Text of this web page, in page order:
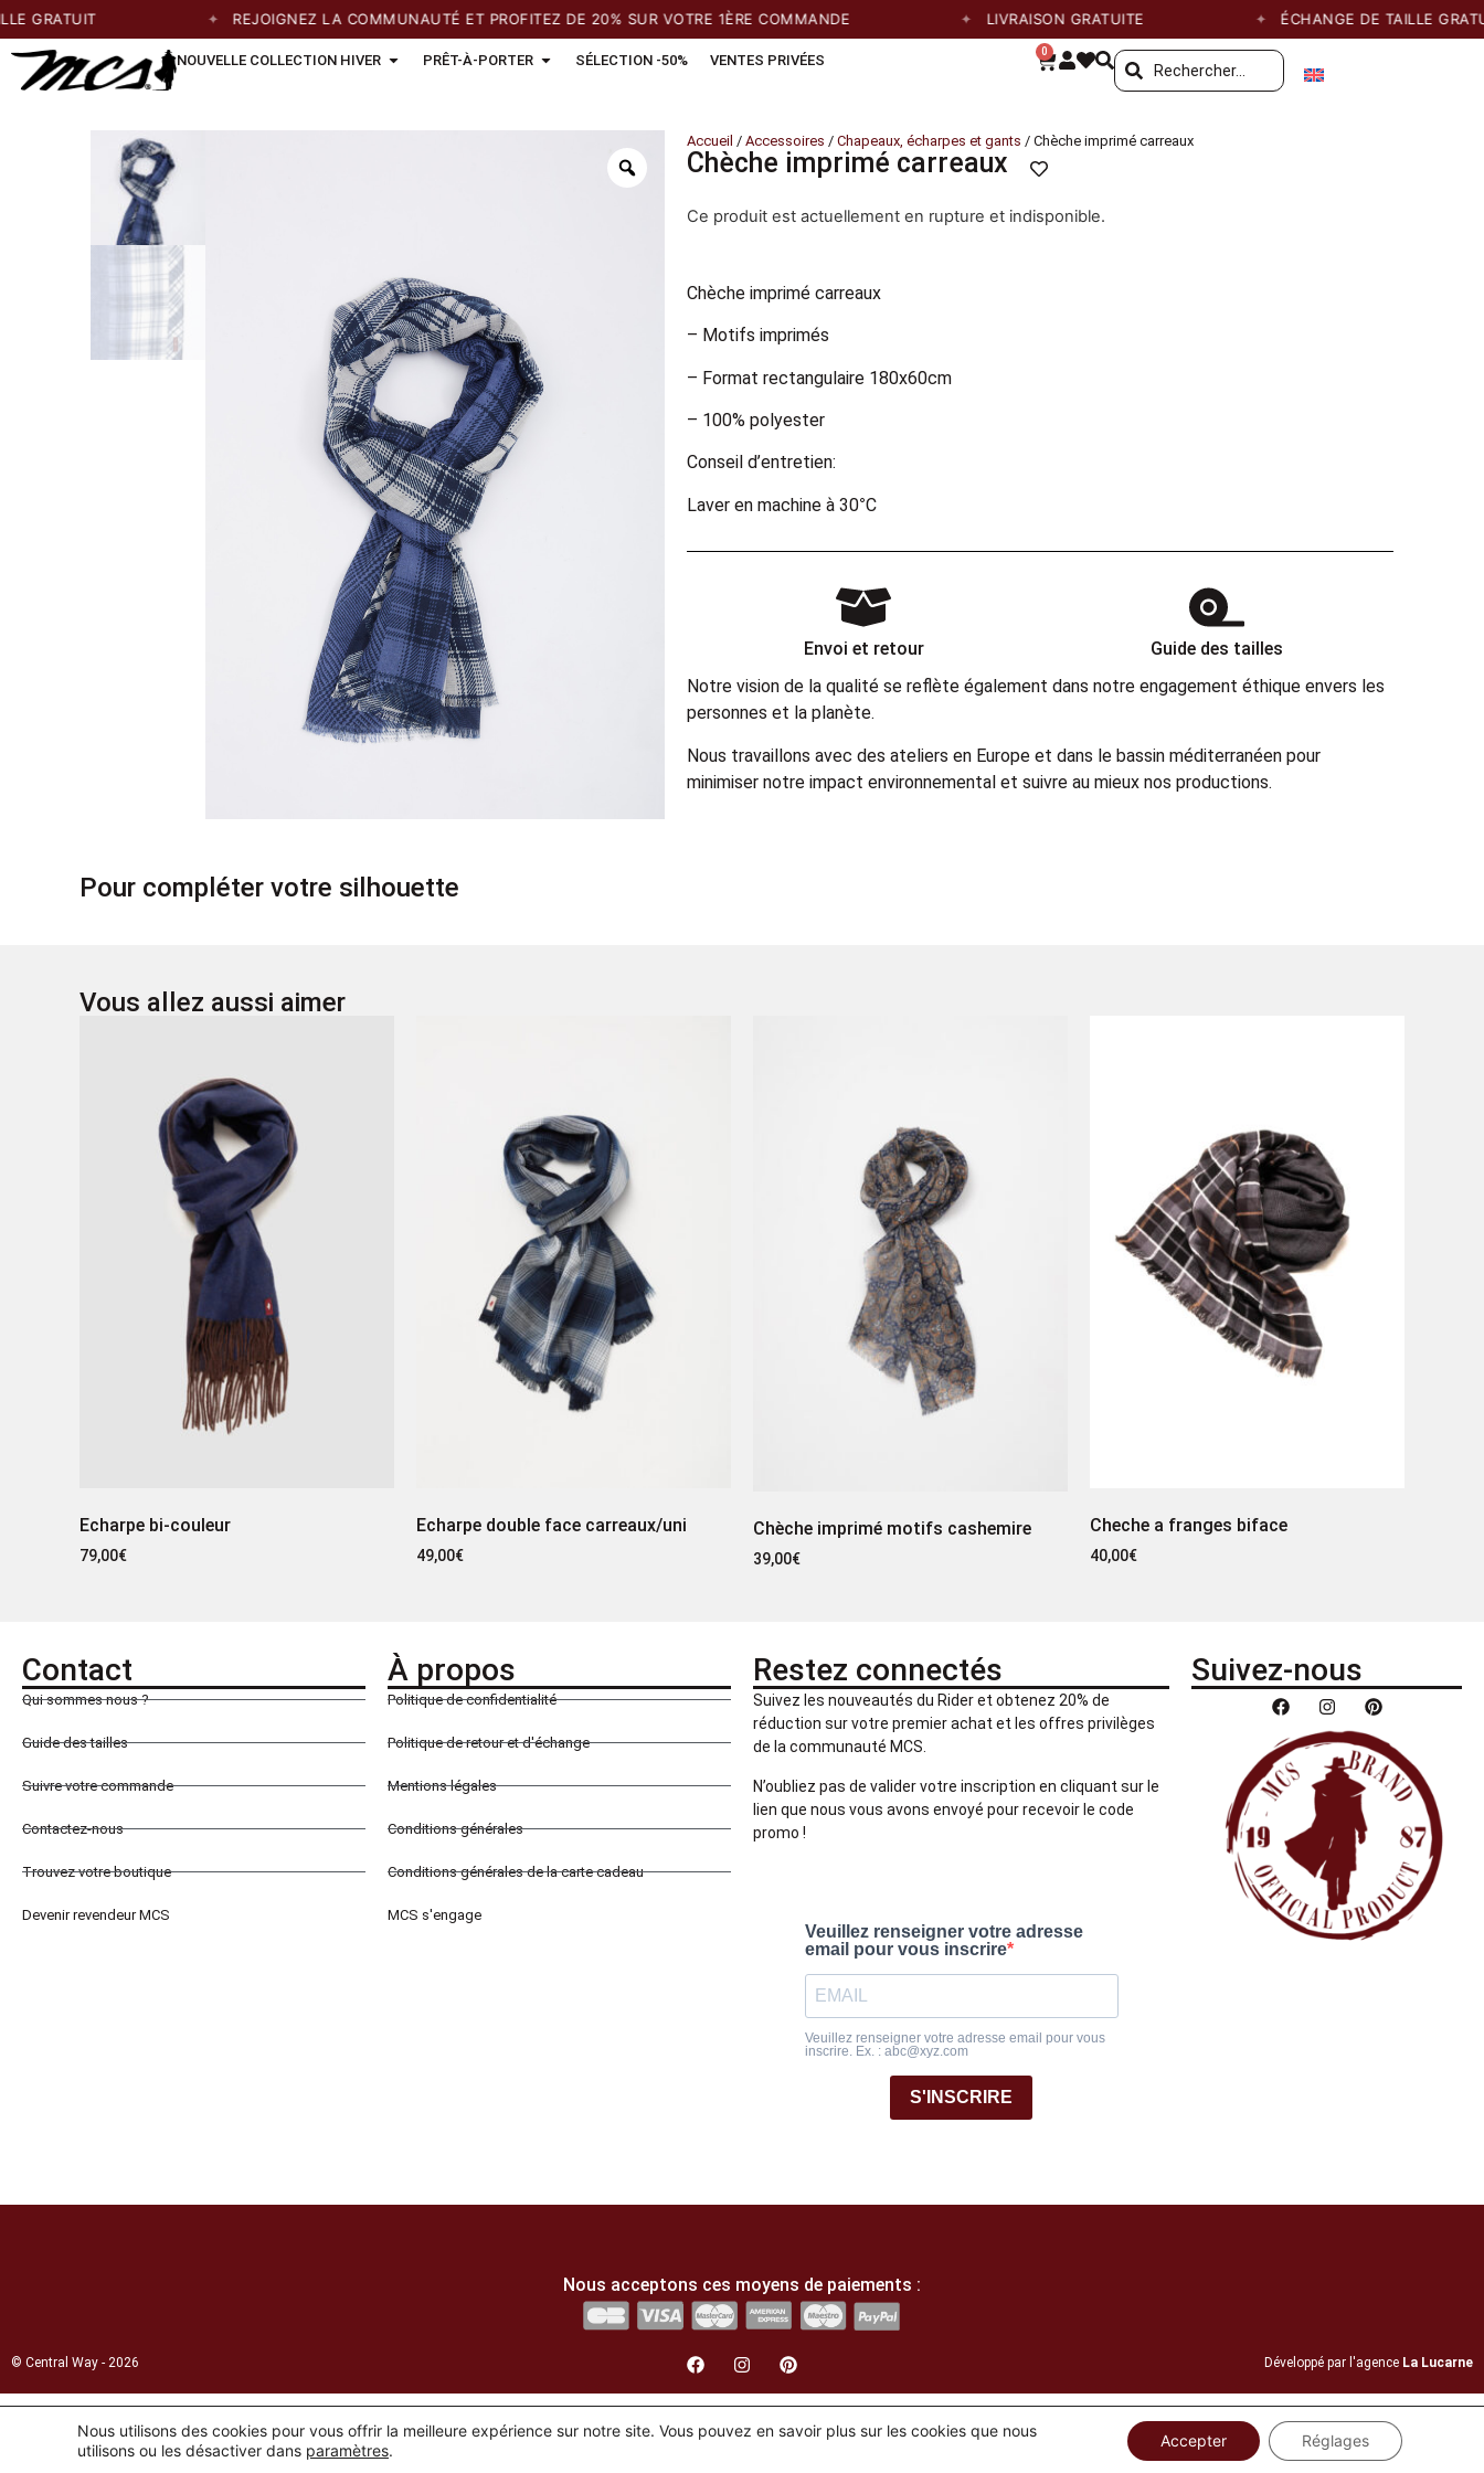
REJOIGNEZ LA COMMUNAUTÉ ET PROFITEZ DE 20% SUR VOTRE 1ÈRE COMMANDE LIVRAISON GRATUITE ÉCHANGE DE TAILLE GRATUIT
NOUVELLE COLLECTION HIVER PRÊT-À-PORTER SÉLECTION -50% VENTES PRIVÉES
0
Accueil / Accessoires / Chapeaux, écharpes et gants / Chèche imprimé carreaux
Chèche imprimé carreaux
Ce produit est actuellement en rupture et indisponible.
Chèche imprimé carreaux
– Motifs imprimés
– Format rectangulaire 180x60cm
– 100% polyester
Conseil d’entretien:
Laver en machine à 30°C
Envoi et retour
Guide des tailles
Notre vision de la qualité se reflète également dans notre engagement éthique envers les
personnes et la planète.
Nous travaillons avec des ateliers en Europe et dans le bassin méditerranéen pour
minimiser notre impact environnemental et suivre au mieux nos productions.
Pour compléter votre silhouette
Vous allez aussi aimer
Echarpe bi-couleur
79,00€
Echarpe double face carreaux/uni
49,00€
Chèche imprimé motifs cashemire
39,00€
Cheche a franges biface
40,00€
Contact
Qui sommes nous ?
Guide des tailles
Suivre votre commande
Contactez-nous
Trouvez votre boutique
Devenir revendeur MCS
À propos
Politique de confidentialité
Politique de retour et d'échange
Mentions légales
Conditions générales
Conditions générales de la carte cadeau
MCS s'engage
Restez connectés
Suivez les nouveautés du Rider et obtenez 20% de
réduction sur votre premier achat et les offres privilèges
de la communauté MCS.
N’oubliez pas de valider votre inscription en cliquant sur le
lien que nous vous avons envoyé pour recevoir le code
promo !
Veuillez renseigner votre adresse
email pour vous inscrire
Veuillez renseigner votre adresse email pour vous
inscrire. Ex. : abc@xyz.com
S'INSCRIRE
Suivez-nous
Nous acceptons ces moyens de paiements :
© Central Way - 2026 Développé par l'agence La Lucarne
Nous utilisons des cookies pour vous offrir la meilleure expérience sur notre site. Vous pouvez en savoir plus sur les cookies que nous
utilisons ou les désactiver dans paramètres.
Accepter Réglages